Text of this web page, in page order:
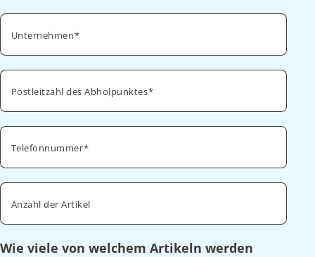
Unternehmen
Postleitzahl des Abholpunktes
Telefonnummer
Anzahl der Artikel
Wie viele von welchem Artikeln werden